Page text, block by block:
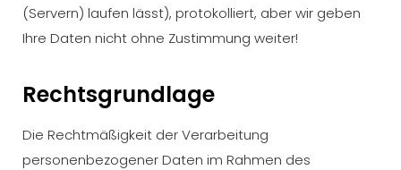
(Servern) laufen lässt), protokolliert, aber wir geben
Ihre Daten nicht ohne Zustimmung weiter!
Rechtsgrundlage
Die Rechtmäßigkeit der Verarbeitung
personenbezogener Daten im Rahmen des